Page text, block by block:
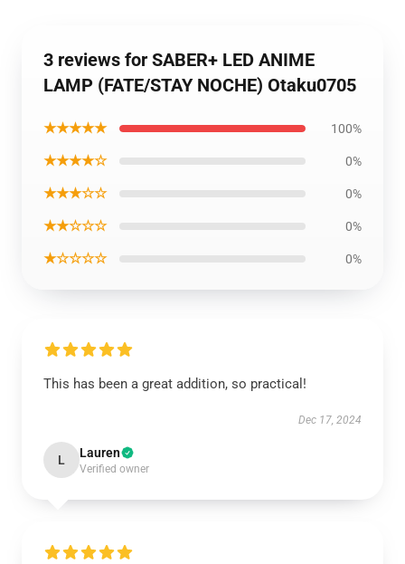
3 reviews for SABER+ LED ANIME
LAMP (FATE/STAY NOCHE) Otaku0705
★★★★★ 100%
★★★★☆ 0%
★★★☆☆ 0%
★★☆☆☆ 0%
★☆☆☆☆ 0%
This has been a great addition, so practical!
Dec 17, 2024
L Lauren
Verified owner